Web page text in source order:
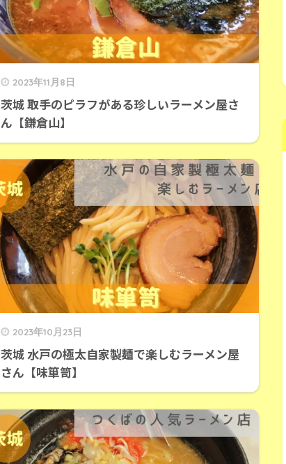
2023年11月8日
茨城 取手のピラフがある珍しいラーメン屋さ
ん【鎌倉山】
2023年10月23日
茨城 水戸の極太自家製麺で楽しむラーメン屋
さん【味箪笥】